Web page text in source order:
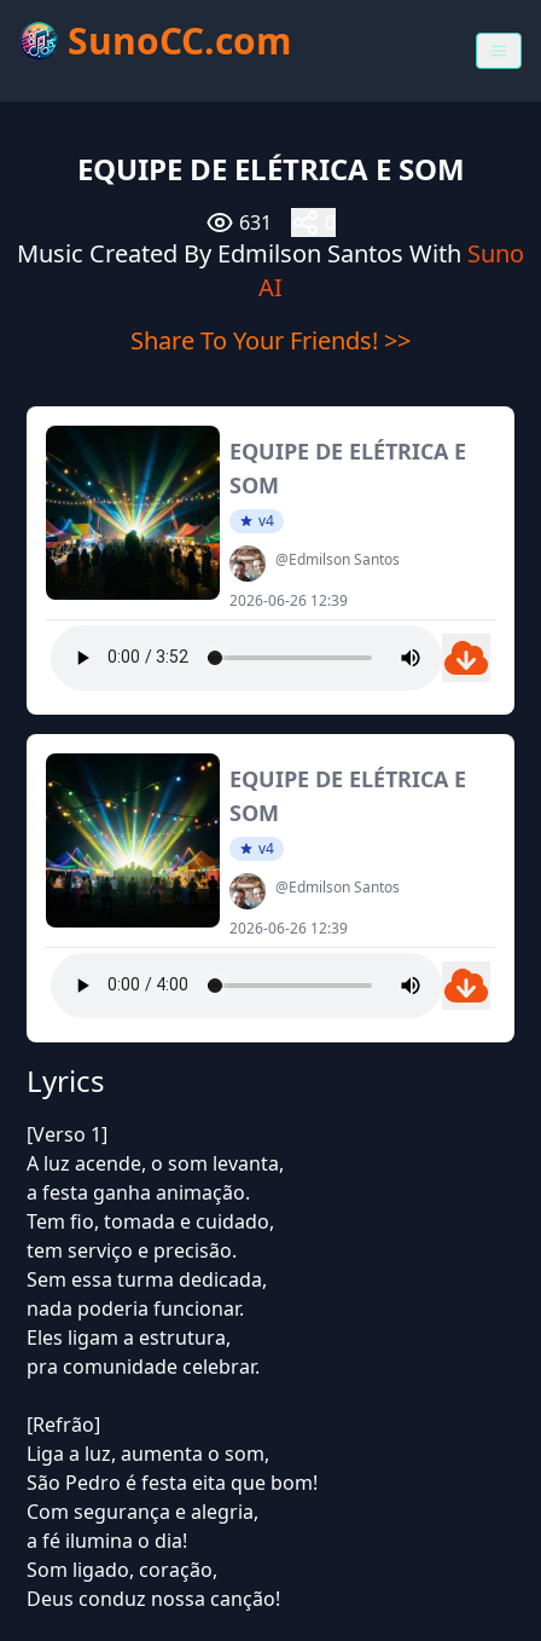
SunoCC.com
EQUIPE DE ELÉTRICA E SOM
631
Music Created By Edmilson Santos With Suno
AI
Share To Your Friends! >>
EQUIPE DE ELÉTRICA E
SOM
v4
@Edmilson Santos
2026-06-26 12:39
EQUIPE DE ELÉTRICA E
SOM
v4
@Edmilson Santos
2026-06-26 12:39
Lyrics
[Verso 1]
A luz acende, o som levanta,
a festa ganha animação.
Tem fio, tomada e cuidado,
tem serviço e precisão.
Sem essa turma dedicada,
nada poderia funcionar.
Eles ligam a estrutura,
pra comunidade celebrar.
[Refrão]
Liga a luz, aumenta o som,
São Pedro é festa eita que bom!
Com segurança e alegria,
a fé ilumina o dia!
Som ligado, coração,
Deus conduz nossa canção!